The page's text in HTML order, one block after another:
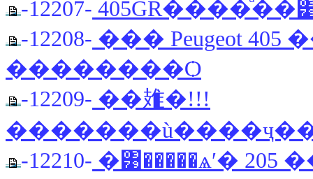
-12207-
-12208- ��� Peugeot
��������Ѻ
-12209- ��䧴�!!!
-12210- �͹�����ѧʹ�